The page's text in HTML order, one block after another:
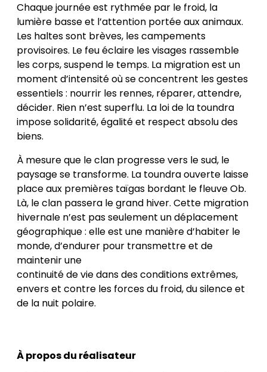
Chaque journée est rythmée par le froid, la
lumière basse et l’attention portée aux animaux.
Les haltes sont brèves, les campements
provisoires. Le feu éclaire les visages rassemble
les corps, suspend le temps. La migration est un
moment d’intensité où se concentrent les gestes
essentiels : nourrir les rennes, réparer, attendre,
décider. Rien n’est superflu. La loi de la toundra
impose solidarité, égalité et respect absolu des
biens.
À mesure que le clan progresse vers le sud, le
paysage se transforme. La toundra ouverte laisse
place aux premières taïgas bordant le fleuve Ob.
Là, le clan passera le grand hiver. Cette migration
hivernale n’est pas seulement un déplacement
géographique : elle est une manière d’habiter le
monde, d’endurer pour transmettre et de
maintenir une
continuité de vie dans des conditions extrêmes,
envers et contre les forces du froid, du silence et
de la nuit polaire.
À propos du réalisateur